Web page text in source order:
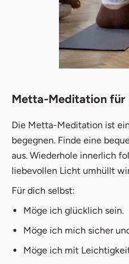
Metta-Meditation für
Die Metta-Meditation ist
begegnen. Finde eine
aus. Wiederhole innerlich
liebevollen Licht umhüllt
Für dich selbst:
Möge ich glücklich sein.
Möge ich mich sicher
Möge ich mit